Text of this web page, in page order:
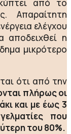
από το
Απαραίτητη
ελέγχου
αποδειχθεί η
μικρότερο
ότι από την
πλήρωςοι
και με έως 3
που
του 80%.